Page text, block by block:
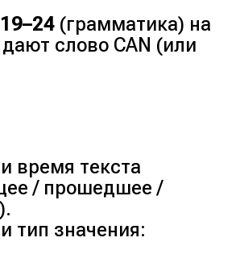
(грамматика) на
дают слово CAN (или
время текста
/ прошедшее /
тип значения: